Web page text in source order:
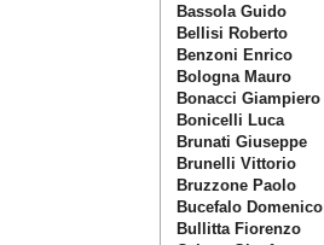
Bassola Guido
Bellisi Roberto
Benzoni Enrico
Bologna Mauro
Bonacci Giampiero
Bonicelli Luca
Brunati Giuseppe
Brunelli Vittorio
Bruzzone Paolo
Bucefalo Domenico
Bullitta Fiorenzo